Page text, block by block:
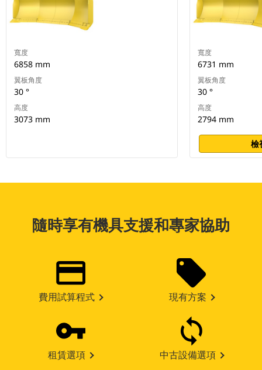
寬度
6858 mm
翼板角度
30 °
高度
3073 mm
寬度
6731 mm
翼板角度
30 °
高度
2794 mm
檢
隨時享有機具支援和專家協助
費用試算程式 現有方案
租賃選項 中古設備選項